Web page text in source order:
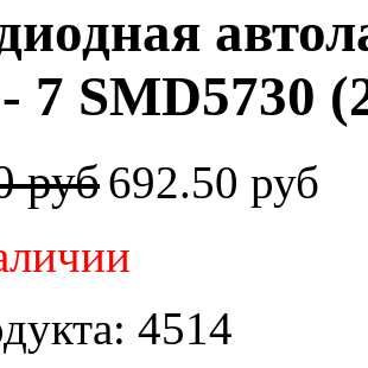
7 SMD5730
руб692.50 руб
4514